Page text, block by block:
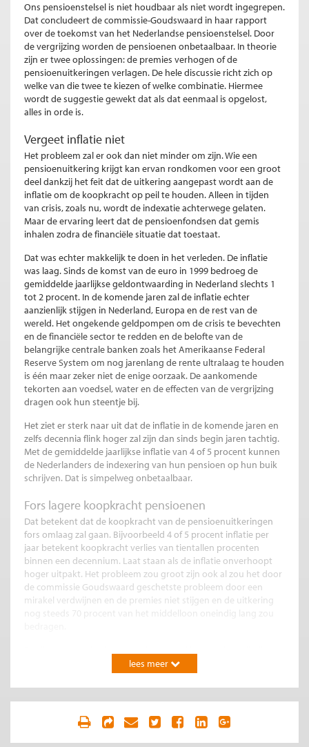
Ons pensioenstelsel is niet houdbaar als niet wordt ingegrepen.
Dat concludeert de commissie-Goudswaard in haar rapport
over de toekomst van het Nederlandse pensioenstelsel. Door
de vergrijzing worden de pensioenen onbetaalbaar. In theorie
zijn er twee oplossingen: de premies verhogen of de
pensioenuitkeringen verlagen. De hele discussie richt zich op
welke van die twee te kiezen of welke combinatie. Hiermee
wordt de suggestie gewekt dat als dat eenmaal is opgelost,
alles in orde is.
Vergeet inflatie niet
Het probleem zal er ook dan niet minder om zijn. Wie een
pensioenuitkering krijgt kan ervan rondkomen voor een groot
deel dankzij het feit dat de uitkering aangepast wordt aan de
inflatie om de koopkracht op peil te houden. Alleen in tijden
van crisis, zoals nu, wordt de indexatie achterwege gelaten.
Maar de ervaring leert dat de pensioenfondsen dat gemis
inhalen zodra de financiële situatie dat toestaat.
Dat was echter makkelijk te doen in het verleden. De inflatie
was laag. Sinds de komst van de euro in 1999 bedroeg de
gemiddelde jaarlijkse geldontwaarding in Nederland slechts 1
tot 2 procent. In de komende jaren zal de inflatie echter
aanzienlijk stijgen in Nederland, Europa en de rest van de
wereld. Het ongekende geldpompen om de crisis te bevechten
en de financiële sector te redden en de belofte van de
belangrijke centrale banken zoals het Amerikaanse Federal
Reserve System om nog jarenlang de rente ultralaag te houden
is één maar zeker niet de enige oorzaak. De aankomende
tekorten aan voedsel, water en de effecten van de vergrijzing
dragen ook hun steentje bij.
Het ziet er sterk naar uit dat de inflatie in de komende jaren en
zelfs decennia flink hoger zal zijn dan sinds begin jaren tachtig.
Met de gemiddelde jaarlijkse inflatie van 4 of 5 procent kunnen
de Nederlanders de indexering van hun pensioen op hun buik
schrijven. Dat is simpelweg onbetaalbaar.
Fors lagere koopkracht pensioenen
Dat betekent dat de koopkracht van de pensioenuitkeringen
fors omlaag zal gaan. Bijvoorbeeld 4 of 5 procent inflatie per
jaar betekent koopkracht verlies van tientallen procenten
binnen een decennium. Laat staan als de inflatie onverhoopt
hoger uitpakt. Het probleem zou groot zijn ook al zou het door
de commissie Goudswaard geschetste probleem door een
mirakel verdwijnen en de premies niet stijgen en de uitkering
Die moet ook gaan over de vraag hoe de pensioenfondsen hun
vermogen moeten beleggen. Wel of niet in aandelen beleggen
is dan niet zo belangrijk. Wat wel belangrijk is, is dat
pensioenfondsen – wellicht verplicht – in die zaken gaan
beleggen die over het algemeen mee stijgen met de inflatie.
Beter risicomanagement
lees meer